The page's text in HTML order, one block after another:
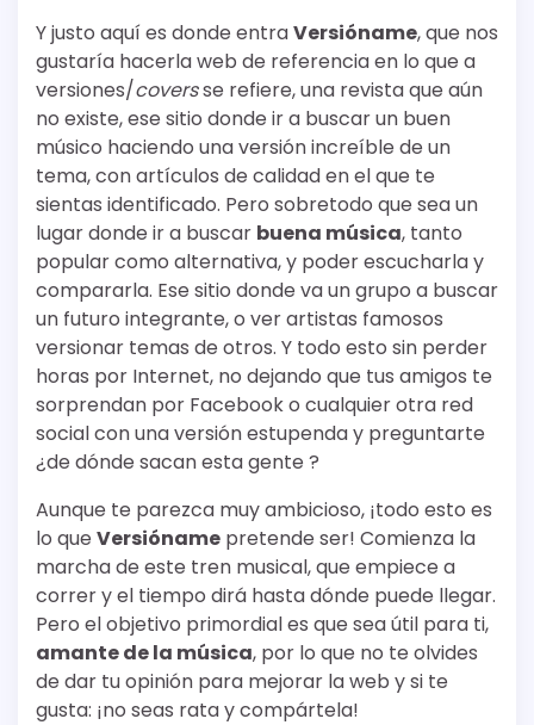
Y justo aquí es donde entraVersióname, que nos
gustaría hacerla web de referencia en lo que a
versiones/coversse refiere, una revista que aún
no existe, ese sitio donde ir a buscar un buen
músico haciendo una versión increíble de un
tema, con artículos de calidad en el que te
sientas identificado. Pero sobretodo que sea un
lugar donde ir a buscar buena música, tanto
popular como alternativa, y poder escucharla y
compararla. Ese sitio donde va un grupo a buscar
un futuro integrante, o ver artistas famosos
versionar temas de otros. Y todo esto sin perder
horas por Internet, no dejando que tus amigos te
sorprendan por Facebook o cualquier otra red
social con una versión estupenda y preguntarte
¿de dónde sacan esta gente ?
Aunque te parezca muy ambicioso, ¡todo esto es
lo que Versióname pretende ser! Comienza la
marcha de este tren musical, que empiece a
correr y el tiempo dirá hasta dónde puede llegar.
Pero el objetivo primordial es que sea útil para ti,
amante de la música, por lo que no te olvides
de dar tu opinión para mejorar la web y si te
gusta: ¡no seas rata y compártela!